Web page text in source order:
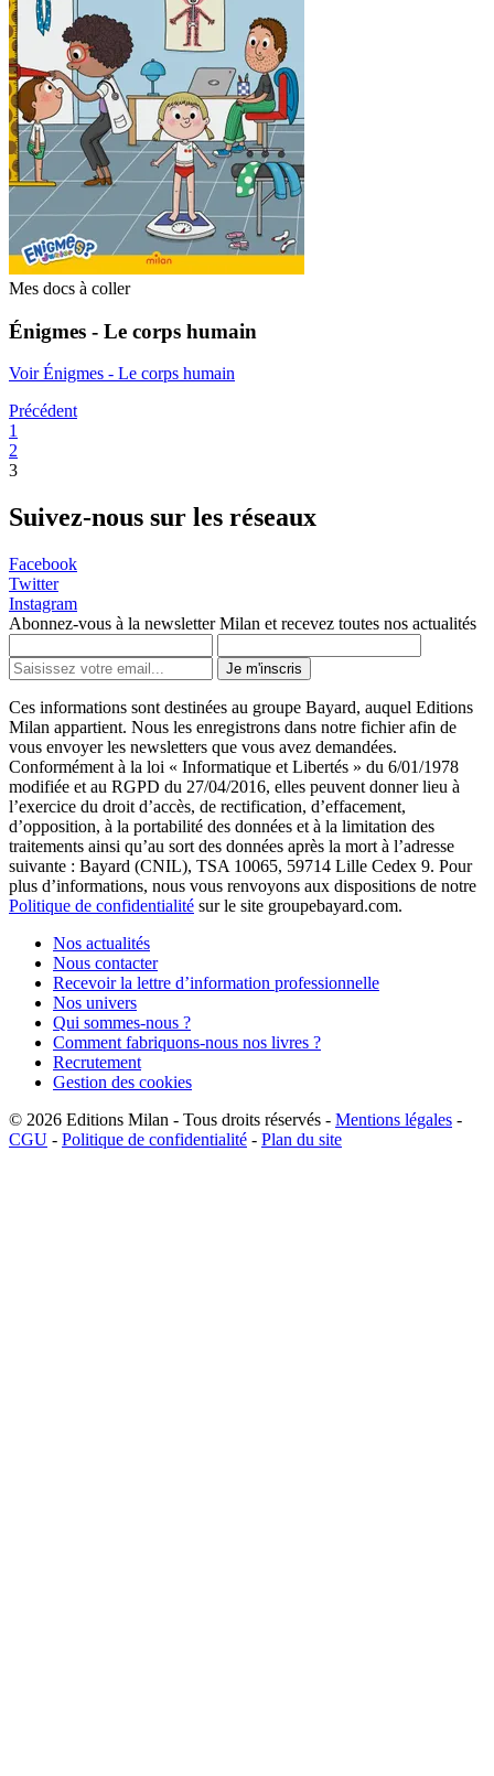
Mes docs à coller
Énigmes - Le corps humain
Voir Énigmes - Le corps humain
Précédent
1
2
3
Suivez-nous sur les réseaux
Facebook
Twitter
Instagram
Abonnez-vous à la newsletter Milan et recevez toutes nos actualités
Je m'inscris
Ces informations sont destinées au groupe Bayard, auquel Editions
Milan appartient. Nous les enregistrons dans notre fichier afin de
vous envoyer les newsletters que vous avez demandées.
Conformément à la loi « Informatique et Libertés » du 6/01/1978
modifiée et au RGPD du 27/04/2016, elles peuvent donner lieu à
l’exercice du droit d’accès, de rectification, d’effacement,
d’opposition, à la portabilité des données et à la limitation des
traitements ainsi qu’au sort des données après la mort à l’adresse
suivante : Bayard (CNIL), TSA 10065, 59714 Lille Cedex 9. Pour
plus d’informations, nous vous renvoyons aux dispositions de notre
Politique de confidentialité sur le site groupebayard.com.
Nos actualités
Nous contacter
Recevoir la lettre d’information professionnelle
Nos univers
Qui sommes-nous ?
Comment fabriquons-nous nos livres ?
Recrutement
Gestion des cookies
© 2026 Editions Milan - Tous droits réservés - Mentions légales -
CGU - Politique de confidentialité - Plan du site